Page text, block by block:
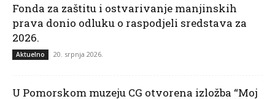
Fonda za zaštitu i ostvarivanje manjinskih
prava donio odluku o raspodjeli sredstava za
2026.
Aktuelno 20. srpnja 2026.
U Pomorskom muzeju CG otvorena izložba “Moj